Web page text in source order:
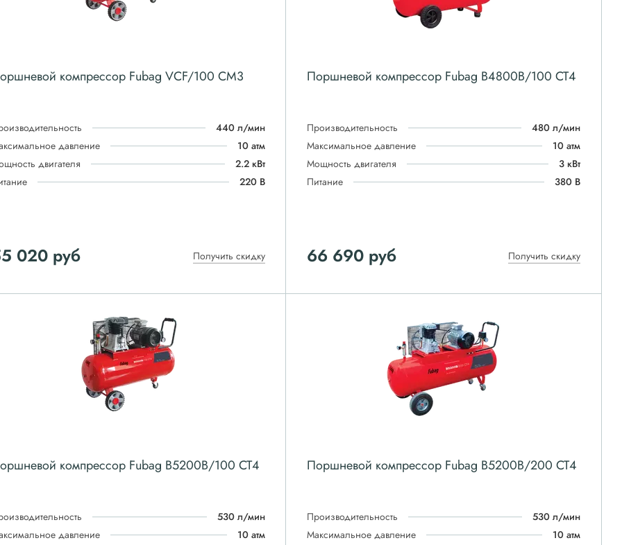
компрессор Fubag VCF/100 CM3
440 л/мин
давление
10 атм
двигателя
2.2 кВт
220 В
020 руб Получить скидку
Поршневой компрессор Fubag В4800В/100 СТ4
Производительность
480 л/мин
Максимальное давление
10 атм
Мощность двигателя
3 кВт
Питание
380 В
66 690руб Получить скидку
компрессор Fubag B5200B/100 СТ4
530 л/мин
давление
10 атм
Поршневой компрессор Fubag B5200B/200 СТ4
Производительность
530 л/мин
Максимальное давление
10 атм